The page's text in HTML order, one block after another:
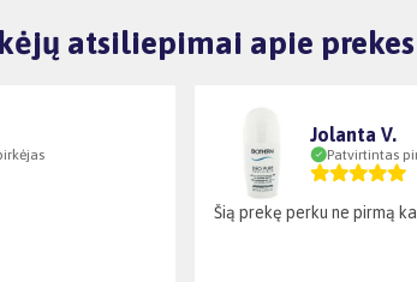
atsiliepimai apie prekes
Jolanta V.
Patvirtintas
Šią prekę perku ne pirmą